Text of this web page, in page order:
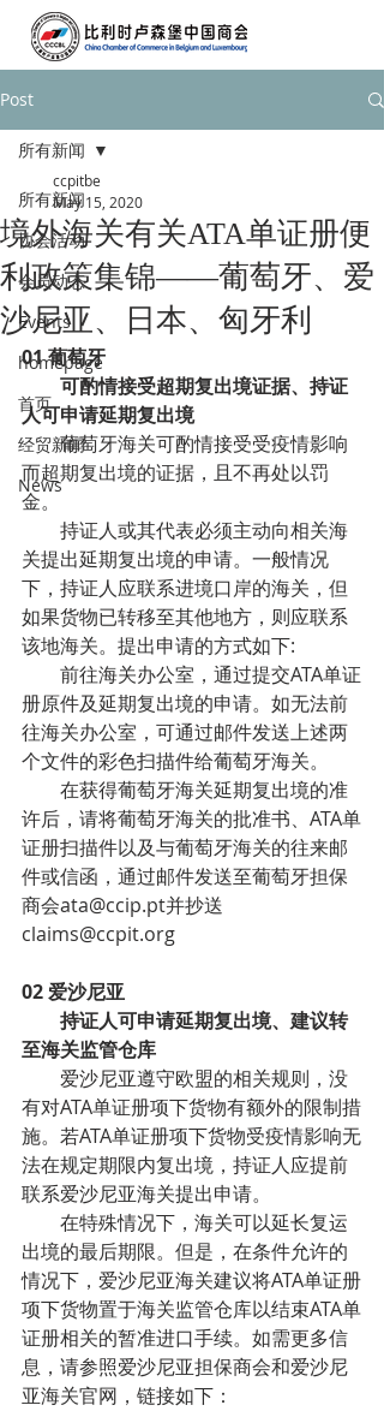
Post
所有新闻
协会活动
会员动态
Events
homepage
首页
经贸新闻
News
所有新闻
境外海关有关ATA单证册便
利政策集锦——葡萄牙、爱
沙尼亚、日本、匈牙利
ccpitbe
May 15, 2020
01 葡萄牙
可酌情接受超期复出境证据、持证
人可申请延期复出境
        葡萄牙海关可酌情接受受疫情影响
而超期复出境的证据，且不再处以罚
金。
关提出延期复出境的申请。一般情况
下，持证人应联系进境口岸的海关，但
如果货物已转移至其他地方，则应联系
该地海关。提出申请的方式如下:
册原件及延期复出境的申请。如无法前
往海关办公室，可通过邮件发送上述两
个文件的彩色扫描件给葡萄牙海关。
许后，请将葡萄牙海关的批准书、ATA单
证册扫描件以及与葡萄牙海关的往来邮
件或信函，通过邮件发送至葡萄牙担保
商会ata@ccip.pt并抄送
claims@ccpit.org
02 爱沙尼亚
持证人可申请延期复出境、建议转
至海关监管仓库
有对ATA单证册项下货物有额外的限制措
施。若ATA单证册项下货物受疫情影响无
法在规定期限内复出境，持证人应提前
联系爱沙尼亚海关提出申请。
出境的最后期限。但是，在条件允许的
情况下，爱沙尼亚海关建议将ATA单证册
项下货物置于海关监管仓库以结束ATA单
证册相关的暂准进口手续。如需更多信
息，请参照爱沙尼亚担保商会和爱沙尼
亚海关官网，链接如下：